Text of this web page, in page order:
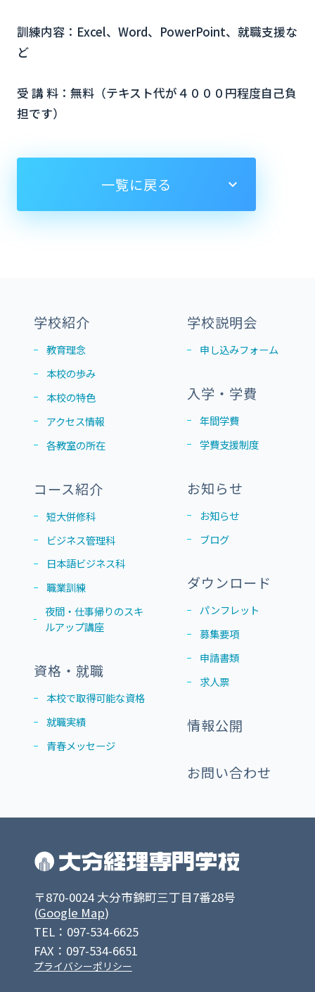
訓練内容：Excel、Word、PowerPoint、就職支援な
ど
受 講 料：無料（テキスト代が４０００円程度自己負
担です）
一覧に戻る
学校紹介
教育理念
本校の歩み
本校の特色
アクセス情報
各教室の所在
コース紹介
短大併修科
ビジネス管理科
日本語ビジネス科
職業訓練
夜間・仕事帰りのスキ
ルアップ講座
資格・就職
本校で取得可能な資格
就職実績
青春メッセージ
学校説明会
申し込みフォーム
入学・学費
年間学費
学費支援制度
お知らせ
お知らせ
ブログ
ダウンロード
パンフレット
募集要項
申請書類
求人票
情報公開
お問い合わせ
〒870-0024 大分市錦町三丁目7番28号
(Google Map)
TEL：097-534-6625
FAX：097-534-6651
プライバシーポリシー